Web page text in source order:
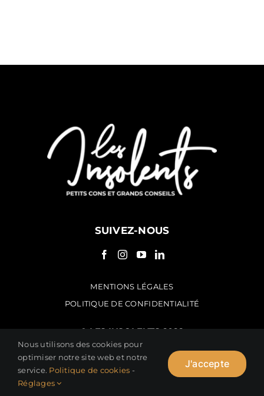
SUIVEZ-NOUS
MENTIONS LÉGALES
POLITIQUE DE CONFIDENTIALITÉ
© LES INSOLENTS 2022
Nous utilisons des cookies pour
optimiser notre site web et notre
service. Politique de cookies -
Réglages
J'accepte